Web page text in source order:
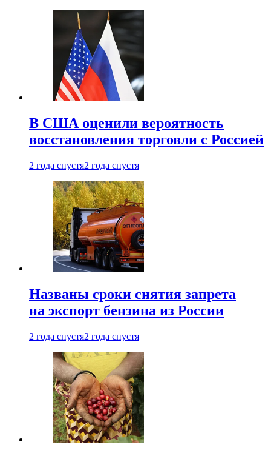
В США оценили вероятность
восстановления торговли с Россией
2 года спустя2 года спустя
Названы сроки снятия запрета
на экспорт бензина из России
2 года спустя2 года спустя